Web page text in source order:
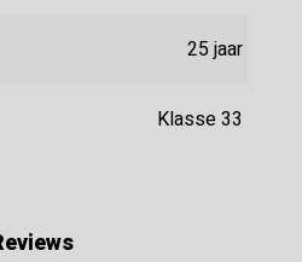
25 jaar
Klasse 33